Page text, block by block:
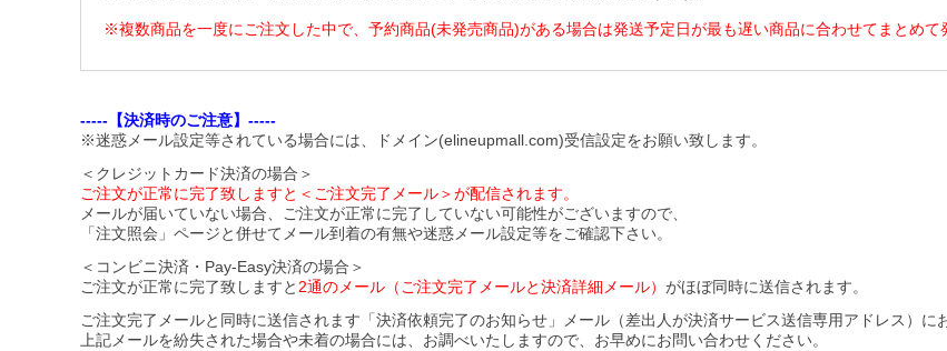
※複数商品を一度にご注文した中で、予約商品(未発売商品)がある場合は発送予定日が最も遅い商品に合わせてまとめて
-----【決済時のご注意】-----
※迷惑メール設定等されている場合には、ドメイン(elineupmall.com)受信設定をお願い致します。
＜クレジットカード決済の場合＞
ご注文が正常に完了致しますと＜ご注文完了メール＞が配信されます。
メールが届いていない場合、ご注文が正常に完了していない可能性がございますので、
「注文照会」ページと併せてメール到着の有無や迷惑メール設定等をご確認下さい。
＜コンビニ決済・Pay-Easy決済の場合＞
ご注文が正常に完了致しますと2通のメール（ご注文完了メールと決済詳細メール） がほぼ同時に送信されます。
ご注文完了メールと同時に送信されます「決済依頼完了のお知らせ」メール（差出人が決済サービス送信専用アドレス）に
上記メールを紛失された場合や未着の場合には、お調べいたしますので、お早めにお問い合わせください。